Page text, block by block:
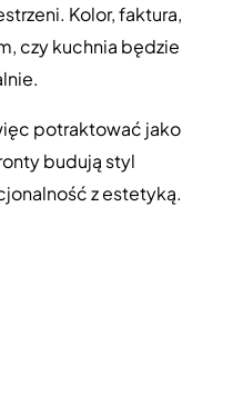
Kolor, faktura,
czy kuchnia będzie
potraktować jako
budują styl
z estetyką.